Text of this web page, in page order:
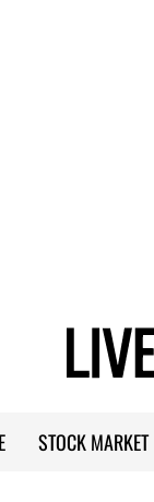
STOCK MARKET